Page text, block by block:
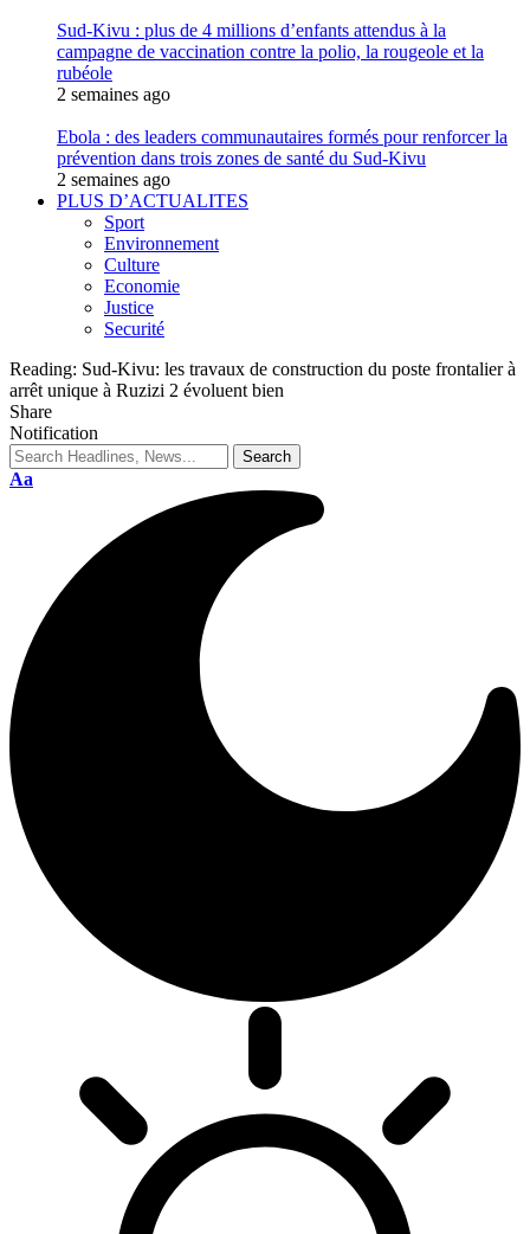
Sud-Kivu : plus de 4 millions d’enfants attendus à la
campagne de vaccination contre la polio, la rougeole et la
rubéole
2 semaines ago
Ebola : des leaders communautaires formés pour renforcer la
prévention dans trois zones de santé du Sud-Kivu
2 semaines ago
PLUS D’ACTUALITES
Sport
Environnement
Culture
Economie
Justice
Securité
Reading: Sud-Kivu: les travaux de construction du poste frontalier à
arrêt unique à Ruzizi 2 évoluent bien
Share
Notification
Aa